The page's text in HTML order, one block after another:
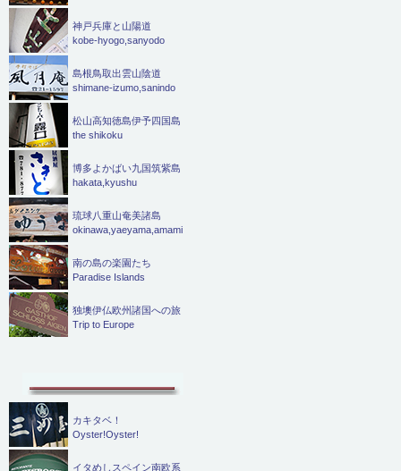
神戸兵庫と山陽道
kobe-hyogo,sanyodo
島根鳥取出雲山陰道
shimane-izumo,sanindo
松山高知徳島伊予四国島
the shikoku
博多よかばい九国筑紫島
hakata,kyushu
琉球八重山奄美諸島
okinawa,yaeyama,amami
南の島の楽園たち
Paradise Islands
独墺伊仏欧州諸国への旅
Trip to Europe
カキタベ！
Oyster!Oyster!
イタめしスペイン南欧系